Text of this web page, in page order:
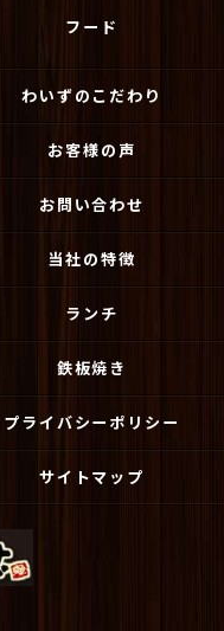
フード
わいずのこだわり
お客様の声
お問い合わせ
当社の特徴
ランチ
鉄板焼き
プライバシーポリシー
サイトマップ